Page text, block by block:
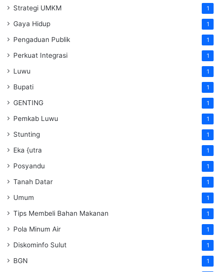
Strategi UMKM 1
Gaya Hidup 1
Pengaduan Publik 1
Perkuat Integrasi 1
Luwu 1
Bupati 1
GENTING 1
Pemkab Luwu 1
Stunting 1
Eka {utra 1
Posyandu 1
Tanah Datar 1
Umum 1
Tips Membeli Bahan Makanan 1
Pola Minum Air 1
Diskominfo Sulut 1
BGN 1